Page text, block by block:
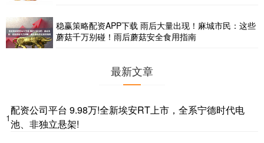
稳赢策略配资APP下载 雨后大量出现！麻城市民：这些
蘑菇千万别碰！雨后蘑菇安全食用指南
最新文章
1
配资公司平台 9.98万!全新埃安RT上市，全系宁德时代电
池、非独立悬架!